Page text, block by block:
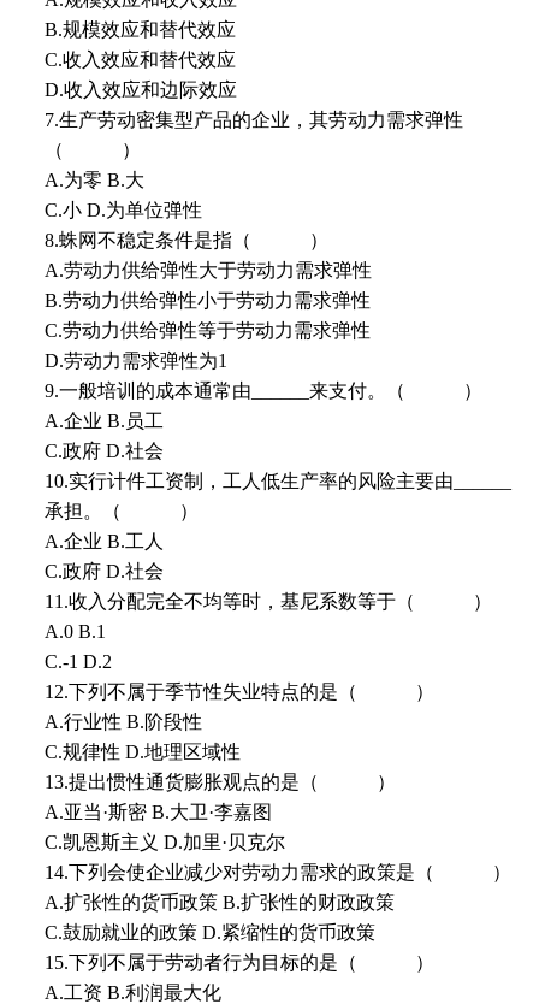
B.规模效应和替代效应
C.收入效应和替代效应
D.收入效应和边际效应
7.生产劳动密集型产品的企业，其劳动力需求弹性
（ ）
A.为零 B.大
C.小 D.为单位弹性
8.蛛网不稳定条件是指（ ）
A.劳动力供给弹性大于劳动力需求弹性
B.劳动力供给弹性小于劳动力需求弹性
C.劳动力供给弹性等于劳动力需求弹性
D.劳动力需求弹性为1
9.一般培训的成本通常由______来支付。（ ）
A.企业 B.员工
C.政府 D.社会
10.实行计件工资制，工人低生产率的风险主要由______
承担。（ ）
A.企业 B.工人
C.政府 D.社会
11.收入分配完全不均等时，基尼系数等于（ ）
A.0 B.1
C.-1 D.2
12.下列不属于季节性失业特点的是（ ）
A.行业性 B.阶段性
C.规律性 D.地理区域性
13.提出惯性通货膨胀观点的是（ ）
A.亚当·斯密 B.大卫·李嘉图
C.凯恩斯主义 D.加里·贝克尔
14.下列会使企业减少对劳动力需求的政策是（ ）
A.扩张性的货币政策 B.扩张性的财政政策
C.鼓励就业的政策 D.紧缩性的货币政策
15.下列不属于劳动者行为目标的是（ ）
A.工资 B.利润最大化